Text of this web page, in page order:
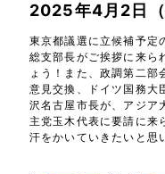
2025年4月2日
東京都議選に立候補予定
総支部長がご挨拶に来ら
ょう！また、政調第二部
意見交換、ドイツ国務大
沢名古屋市長が、アジア
主党玉木代表に要請に来
汗をかいていきたいと思